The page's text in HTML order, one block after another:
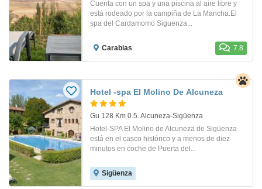
Cuenta con un spa y una piscina al aire libre y
está rodeado por la campiña de La Mancha.El
spa del Cardamomo Siguenza...
Carabias 7.8
Hotel -spa El Molino De Alcuneza
Gu 128 Km 0.5. Alcuneza-Sigüenza
Hotel-SPA El Molino de Alcuneza de Sigüenza
está en el casco histórico y a menos de diez
minutos en coche de Puerta del...
Sigüenza